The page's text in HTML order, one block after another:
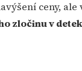
ceny,
zločinu v